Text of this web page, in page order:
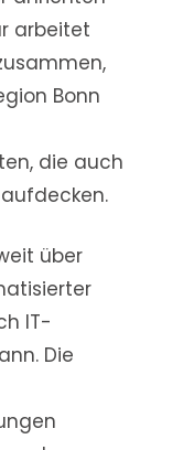
arbeitet
Bonn
die auch
über
IT-
Die